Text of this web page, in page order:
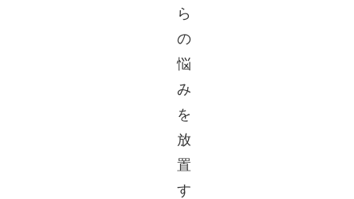
ら
の
悩
み
を
放
置
す